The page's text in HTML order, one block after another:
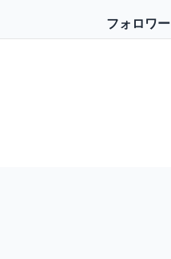
フォロワー